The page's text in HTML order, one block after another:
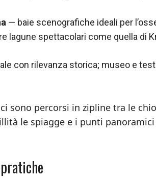
— baie scenografiche ideali per
lagune spettacolari come quella di
con rilevanza storica; museo e
sono percorsi in zipline tra le
le spiagge e i punti